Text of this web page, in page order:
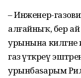
– Инженер-
алғайныҡ, бер
урынына килгәне
газ үткәреү
урынбаѕарым